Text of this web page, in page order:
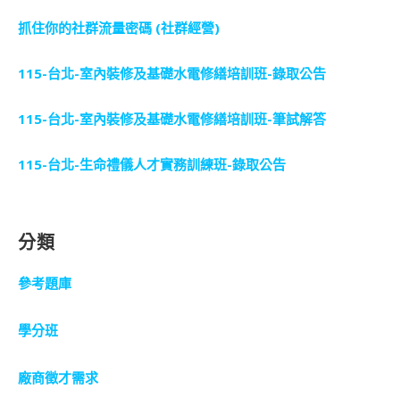
抓住你的社群流量密碼 (社群經營)
115-台北-室內裝修及基礎水電修繕培訓班-錄取公告
115-台北-室內裝修及基礎水電修繕培訓班-筆試解答
115-台北-生命禮儀人才實務訓練班-錄取公告
分類
參考題庫
學分班
廠商徵才需求